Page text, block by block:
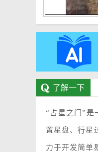
了解一下
“占星之门”是
置星盘、行星
力于开发简单